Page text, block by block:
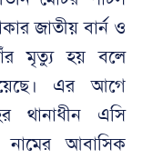
জাতীয় বার্ন ও
তাঁর মৃত্যু হয় বলে
এর আগে
থানাধীন এসি
নামের আবাসিক